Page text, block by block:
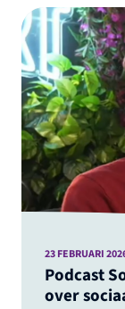
Podcast
over
23 FEBRUARI